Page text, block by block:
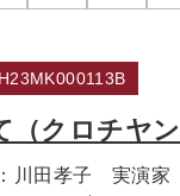
（クロチヤン
川田孝子 実演家